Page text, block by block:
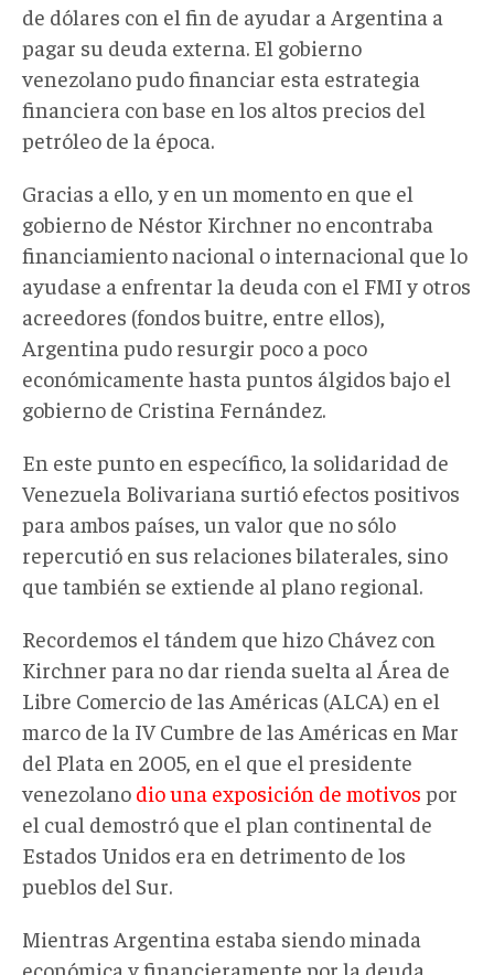
de dólares con el fin de ayudar a Argentina a
pagar su deuda externa. El gobierno
venezolano pudo financiar esta estrategia
financiera con base en los altos precios del
petróleo de la época.
Gracias a ello, y en un momento en que el
gobierno de Néstor Kirchner no encontraba
financiamiento nacional o internacional que lo
ayudase a enfrentar la deuda con el FMI y otros
acreedores (fondos buitre, entre ellos),
Argentina pudo resurgir poco a poco
económicamente hasta puntos álgidos bajo el
gobierno de Cristina Fernández.
En este punto en específico, la solidaridad de
Venezuela Bolivariana surtió efectos positivos
para ambos países, un valor que no sólo
repercutió en sus relaciones bilaterales, sino
que también se extiende al plano regional.
Recordemos el tándem que hizo Chávez con
Kirchner para no dar rienda suelta al Área de
Libre Comercio de las Américas (ALCA) en el
marco de la IV Cumbre de las Américas en Mar
del Plata en 2005, en el que el presidente
venezolano dio una exposición de motivos por
el cual demostró que el plan continental de
Estados Unidos era en detrimento de los
pueblos del Sur.
Mientras Argentina estaba siendo minada
económica y financieramente por la deuda